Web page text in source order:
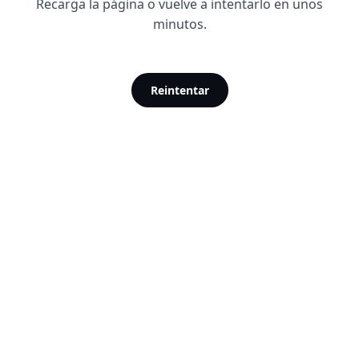
Recarga la página o vuelve a intentarlo en unos
minutos.
Reintentar